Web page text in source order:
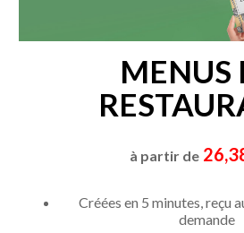
MENUS
à partir de
Créées en 5 minutes, reçu
demande